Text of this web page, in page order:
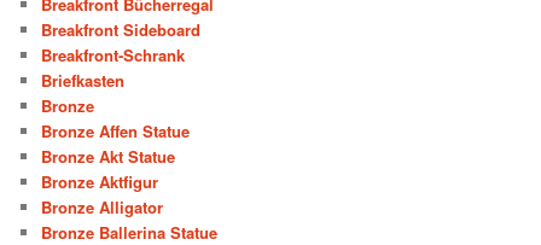
Breakfront Sideboard
Breakfront-Schrank
Briefkasten
Bronze
Bronze Affen Statue
Bronze Akt Statue
Bronze Aktfigur
Bronze Alligator
Bronze Ballerina Statue